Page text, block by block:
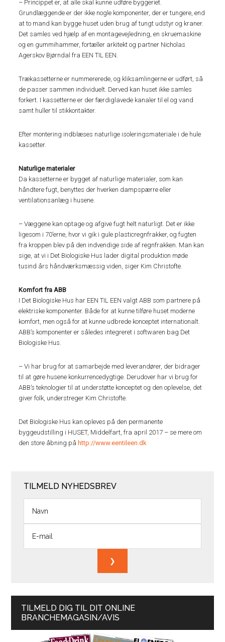
– Princippet er, at alle skal kunne udføre byggeriet.
Grundlæggende er der ikke nogle komponenter, der er tungere, end
at to mand kan bygge huset uden brug af tungt udstyr og kraner.
Det samles ved hjælp af en montagevejledning, en skruemaskine
og en gummihammer, fortæller arkitekt og partner Nicholas
Agerskov Bjørndal fra EEN TIL EEN.
Trækassetterne er nummererede, og kliksamlingerne er udført, så
de passer sammen individuelt. Derved kan huset ikke samles
forkert. I kassetterne er der færdiglavede kanaler til el og vand
samt huller til stikkontakter.
Efter montering indblæses naturlige isoleringsmateriale i de hule
kassetter.
Naturlige materialer
Da kassetterne er bygget af naturlige materialer, som kan
håndtere fugt, benyttes der hverken dampspærre eller
ventilationsanlæg i husene.
– Væggene kan optage og afgive fugt helt naturligt. Det er ikke
ligesom i 70’erne, hvor vi gik i gule plasticregnfrakker, og fugten
fra kroppen blev på den indvendige side af regnfrakken. Man kan
sige, at vi i Det Biologiske Hus lader digital produktion møde
tusind års håndværksmæssig viden, siger Kim Christofte.
Komfort fra ABB
I Det Biologiske Hus har EEN TIL EEN valgt ABB som partnere på
elektriske komponenter. Både for at kunne tilføre huset moderne
komfort, men også for at kunne udbrede konceptet internationalt.
ABB’s komponenter er således integreret i softwaren bag Det
Biologiske Hus.
– Vi har brug for at samarbejde med leverandører, der bidrager
til at gøre husene konkurrencedygtige. Derudover har vi brug for
ABB’s teknologier til at understøtte konceptet og den oplevelse, det
giver folk, understreger Kim Christofte.
Det Biologiske Hus kan opleves på den permanente
byggeudstilling i HUSET, Middelfart, fra april 2017 – se mere om
den store åbning på http://www.eentileen.dk
TILMELD NYHEDSBREV
TILMELD DIG TIL DIT ONLINE
BRANCHEMAGASIN/AVIS